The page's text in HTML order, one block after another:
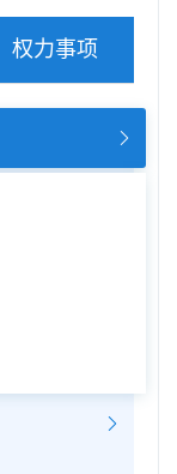
权力事项